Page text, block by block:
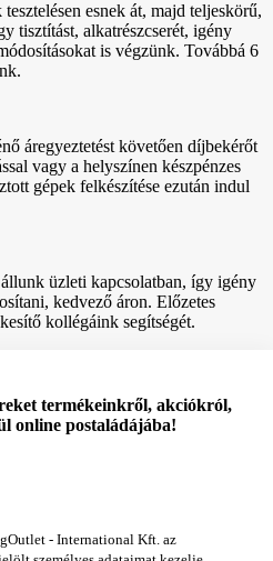
esnek át, majd teljeskörű,
tisztítást, alkatrészcserét, igény
is végzünk. Továbbá 6
áregyeztetést követően díjbekérőt
vagy a helyszínen készpénzes
gépek felkészítése ezután indul
üzleti kapcsolatban, így igény
kedvező áron. Előzetes
kollégáink segítségét.
termékeinkről, akciókról,
online postaládájába!
- International Kft. az